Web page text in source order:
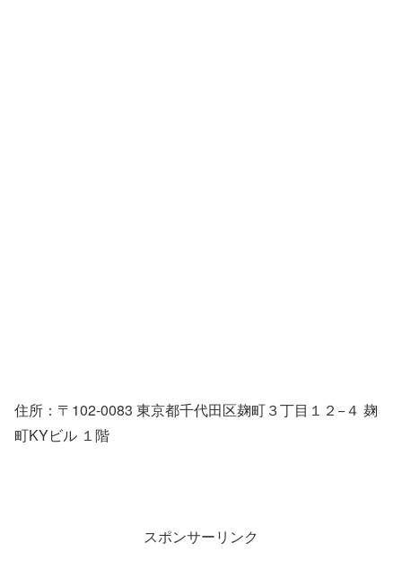
住所：〒102-0083 東京都千代田区麹町３丁目１２−４ 麹
町KYビル １階
スポンサーリンク